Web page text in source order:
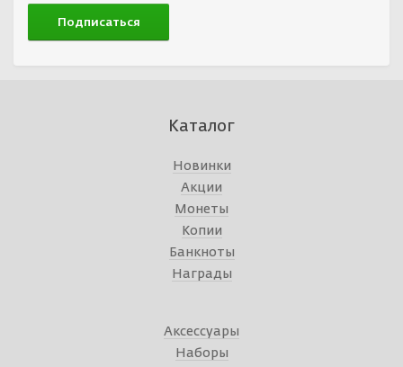
Каталог
Новинки
Акции
Монеты
Копии
Банкноты
Награды
Аксессуары
Наборы